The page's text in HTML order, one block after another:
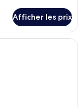
Afficher les prix